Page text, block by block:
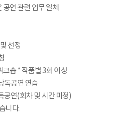
공연 관련 업무 일체
선정
크숍 * 작품별 3회 이상
독공연 연습
연(회차 및 시간 미정)
니다.